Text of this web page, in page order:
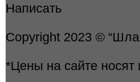
Написать
Copyright 2023 ©
*Цены на сайте